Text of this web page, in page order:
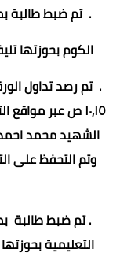
. تم ضبط طالبة
الكوم بحوزتها
. تم رصد تداول
۱۰٫۱٥ ص عبر
الشهيد محمد احمد
وتم التحفظ على
. تم ضبط طالبة
التعليمية